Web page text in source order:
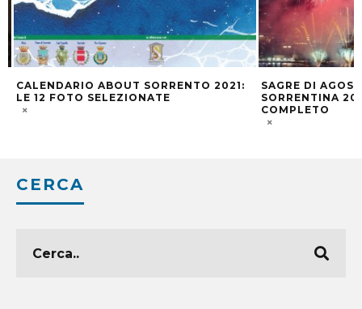
CALENDARIO ABOUT SORRENTO 2021:
LE 12 FOTO SELEZIONATE
SAGRE DI
SORRENTINA
COMPLETO
CERCA